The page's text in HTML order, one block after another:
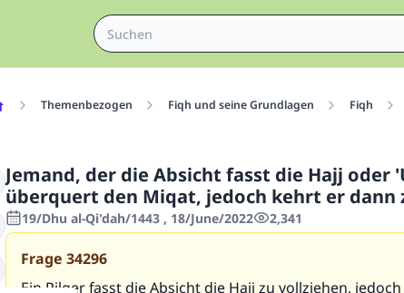
Themenbezogen Fiqh und seine Grundlagen Fiqh
Jemand, der die Absicht fasst die Hajj oder
überquert den Miqat, jedoch kehrt er dann
19/Dhu al-Qi'dah/1443 , 18/June/2022 2,341
Frage 34296
Ein Pilger fasst die Absicht die Hajj zu vollziehen,